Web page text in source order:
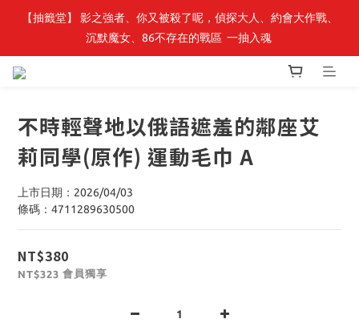
最新開賣🔥「全知讀者視角」 周邊商品
【抽籤堂】 影之強者、你又被殺了呢，偵探大人、約會大作戰、
沉默魔女、86不存在的戰區  一抽入魂
不時輕聲地以俄語遮羞的鄰座艾
莉同學(原作) 運動毛巾 A
上市日期：2026/04/03
條碼：4711289630500
NT$380
NT$323 會員獨享